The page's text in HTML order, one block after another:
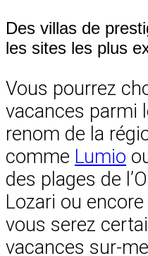
Des villas de
les sites les plus
Vous pourrez
vacances parmi
renom de la
comme Lumio
des plages de
Lozari ou
vous serez
vacances sur-